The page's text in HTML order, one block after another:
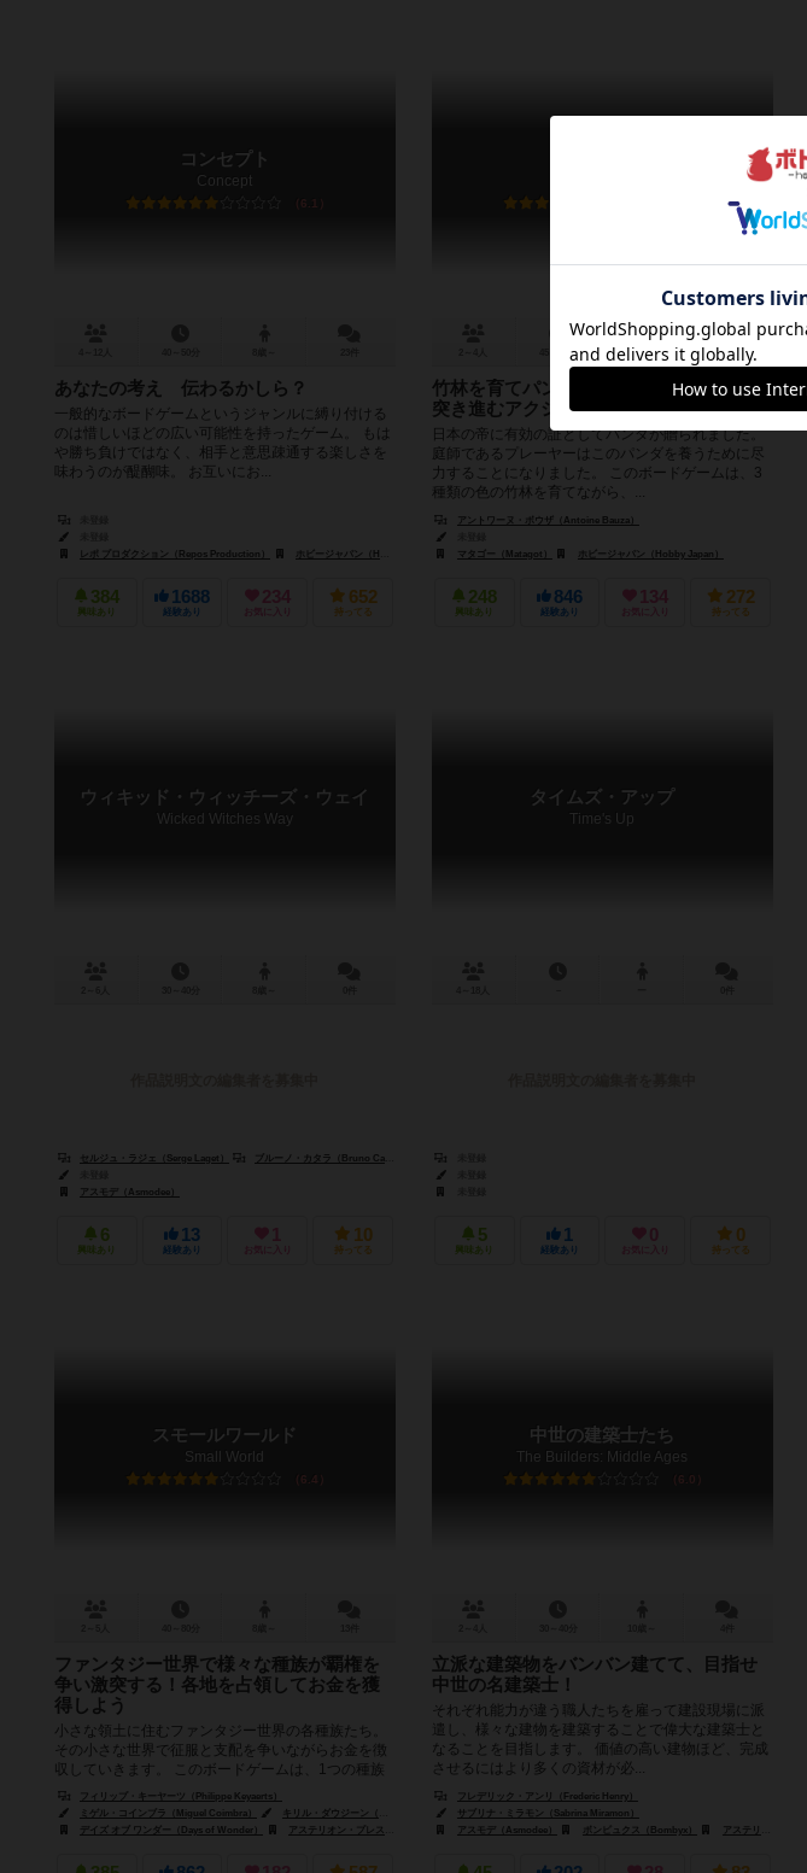
コンセプト
Concept
6.1
あなたの考え 伝わるかしら？
一般的なボードゲームというジャンルに縛り付ける
のは惜しいほどの広い可能性を持ったゲーム。 もは
や勝ち負けではなく、相手と意思疎通する楽しさを
味わうのが醍醐味。 お互いにお...
レポ プロダクション（Repos Production）
ホビージャパン（Hobby Japan）
384
興味あり
1688
経験あり
234
お気に入り
652
持ってる
45～55分 13歳～ 15件
竹林を育てパンダを養い、目標に向けて
突き進むアクション選択ゲーム！
日本の帝に有効の証としてパンダが贈られました。
庭師であるプレーヤーはこのパンダを養うために尽
力することになりました。 このボードゲームは、3
種類の色の竹林を育てながら、...
アントワーヌ・ボウザ（Antoine Bauza）
マタゴー（Matagot）
ホビージャパン（Hobby Japan）
248
興味あり
846
経験あり
134
お気に入り
272
持ってる
ウィキッド・ウィッチーズ・ウェイ
Wicked Witches Way
セルジュ・ラジェ（Serge Laget）
ブルーノ・カタラ（Bruno Cathala）
アスモデ（Asmodee）
6
興味あり
13
経験あり
1
お気に入り
10
持ってる
タイムズ・アップ
Time's Up
5
興味あり
1
経験あり
0
お気に入り
0
持ってる
スモールワールド
Small World
6.4
ファンタジー世界で様々な種族が覇権を
争い激突する！各地を占領してお金を獲
得しよう
小さな領土に住むファンタジー世界の各種族たち。
その小さな世界で征服と支配を争いながらお金を徴
収していきます。 このボードゲームは、1つの種族
を率いながら土地を占領し、時...
フィリップ・キーヤーツ（Philippe Keyaerts）
ミゲル・コインブラ（Miguel Coimbra）
キリル・ダウジーン（Cyrille Daujean）
デイズ オブ ワンダー（Days of Wonder）
アステリオン・プレス（Asterion Press） バーグサラ・エニグマ（Bergsala Enigma）
中世の建築士たち
The Builders: Middle Ages
6.0
立派な建築物をバンバン建てて、目指せ
中世の名建築士！
それぞれ能力が違う職人たちを雇って建設現場に派
遣し、様々な建物を建築することで偉大な建築士と
なることを目指します。 価値の高い建物ほど、完成
させるにはより多くの資材が必...
フレデリック・アンリ（Frederic Henry）
サブリナ・ミラモン（Sabrina Miramon）
アスモデ（Asmodee）
ボンピュクス（Bombyx） アステリオン・プレス（Asterion Press）